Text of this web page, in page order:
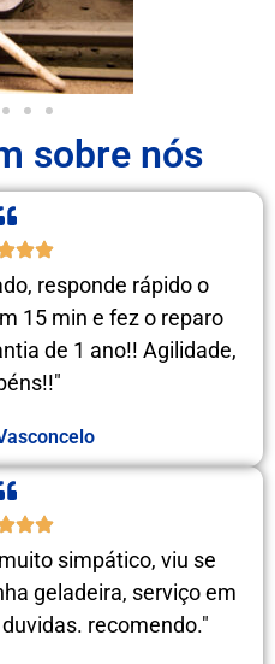
sobre nós
responde rápido o
15 min e fez o reparo
de 1 ano!! Agilidade,
simpático, viu se
geladeira, serviço em
recomendo."